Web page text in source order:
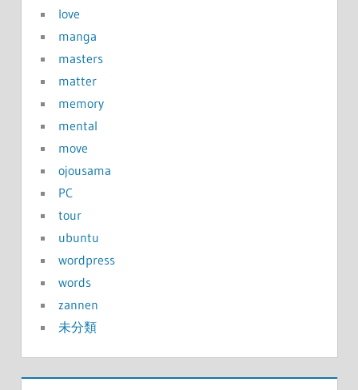
love
manga
masters
matter
memory
mental
move
ojousama
PC
tour
ubuntu
wordpress
words
zannen
未分類